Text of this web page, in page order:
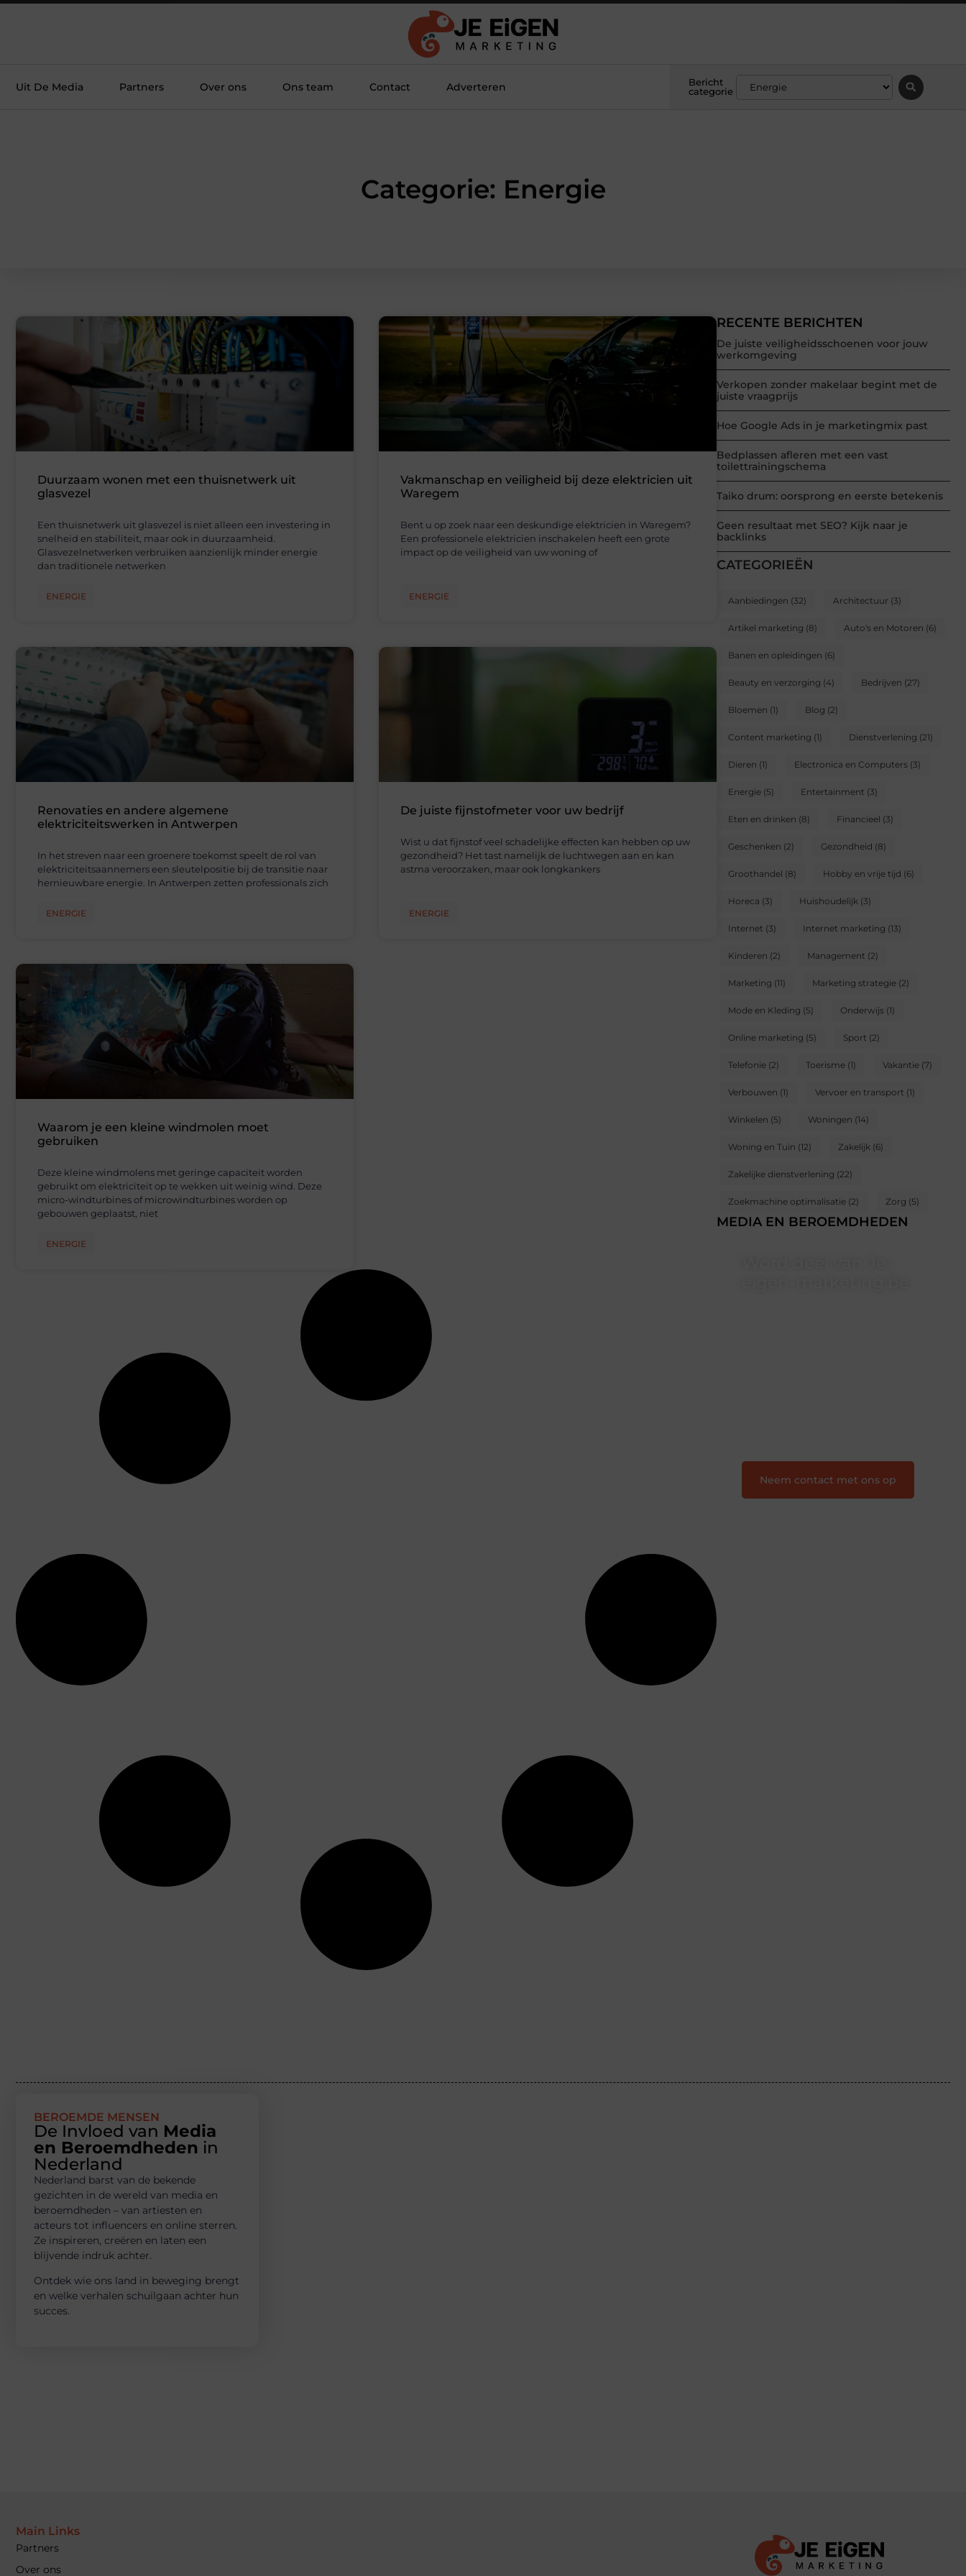
Uit De Media Partners Over ons Ons team Contact Adverteren
Bericht
categorie
Categorie: Energie
RECENTE BERICHTEN
De juiste veiligheidsschoenen voor jouw
werkomgeving
Verkopen zonder makelaar begint met de
juiste vraagprijs
Hoe Google Ads in je marketingmix past
Bedplassen afleren met een vast
toilettrainingschema
Taiko drum: oorsprong en eerste betekenis
Geen resultaat met SEO? Kijk naar je
backlinks
CATEGORIEËN
Aanbiedingen (32) Architectuur (3)
Artikel marketing (8) Auto's en Motoren (6)
Banen en opleidingen (6)
Beauty en verzorging (4) Bedrijven (27)
Bloemen (1) Blog (2)
Content marketing (1) Dienstverlening (21)
Dieren (1) Electronica en Computers (3)
Energie (5) Entertainment (3)
Eten en drinken (8) Financieel (3)
Geschenken (2) Gezondheid (8)
Groothandel (8) Hobby en vrije tijd (6)
Horeca (3) Huishoudelijk (3)
Internet (3) Internet marketing (13)
Kinderen (2) Management (2)
Marketing (11) Marketing strategie (2)
Mode en Kleding (5) Onderwijs (1)
Online marketing (5) Sport (2)
Telefonie (2) Toerisme (1) Vakantie (7)
Verbouwen (1) Vervoer en transport (1)
Winkelen (5) Woningen (14)
Woning en Tuin (12) Zakelijk (6)
Zakelijke dienstverlening (22)
Zoekmachine optimalisatie (2) Zorg (5)
MEDIA EN BEROEMDHEDEN
Neem contact met ons op
Duurzaam wonen met een thuisnetwerk uit
glasvezel
Een thuisnetwerk uit glasvezel is niet alleen een investering in
snelheid en stabiliteit, maar ook in duurzaamheid.
Glasvezelnetwerken verbruiken aanzienlijk minder energie
dan traditionele netwerken
ENERGIE
Vakmanschap en veiligheid bij deze elektricien uit
Waregem
Bent u op zoek naar een deskundige elektricien in Waregem?
Een professionele elektricien inschakelen heeft een grote
impact op de veiligheid van uw woning of
ENERGIE
Renovaties en andere algemene
elektriciteitswerken in Antwerpen
In het streven naar een groenere toekomst speelt de rol van
elektriciteitsaannemers een sleutelpositie bij de transitie naar
hernieuwbare energie. In Antwerpen zetten professionals zich
ENERGIE
De juiste fijnstofmeter voor uw bedrijf
Wist u dat fijnstof veel schadelijke effecten kan hebben op uw
gezondheid? Het tast namelijk de luchtwegen aan en kan
astma veroorzaken, maar ook longkankers
ENERGIE
Waarom je een kleine windmolen moet
gebruiken
Deze kleine windmolens met geringe capaciteit worden
gebruikt om elektriciteit op te wekken uit weinig wind. Deze
micro-windturbines of microwindturbines worden op
gebouwen geplaatst, niet
ENERGIE
BEROEMDE MENSEN
De Invloed van Media
en Beroemdheden in
Nederland
Nederland barst van de bekende
gezichten in de wereld van media en
beroemdheden – van artiesten en
acteurs tot influencers en online sterren.
Ze inspireren, creëren en laten een
blijvende indruk achter.
Ontdek wie ons land in beweging brengt
en welke verhalen schuilgaan achter hun
succes.
Main Links
Partners
Over ons